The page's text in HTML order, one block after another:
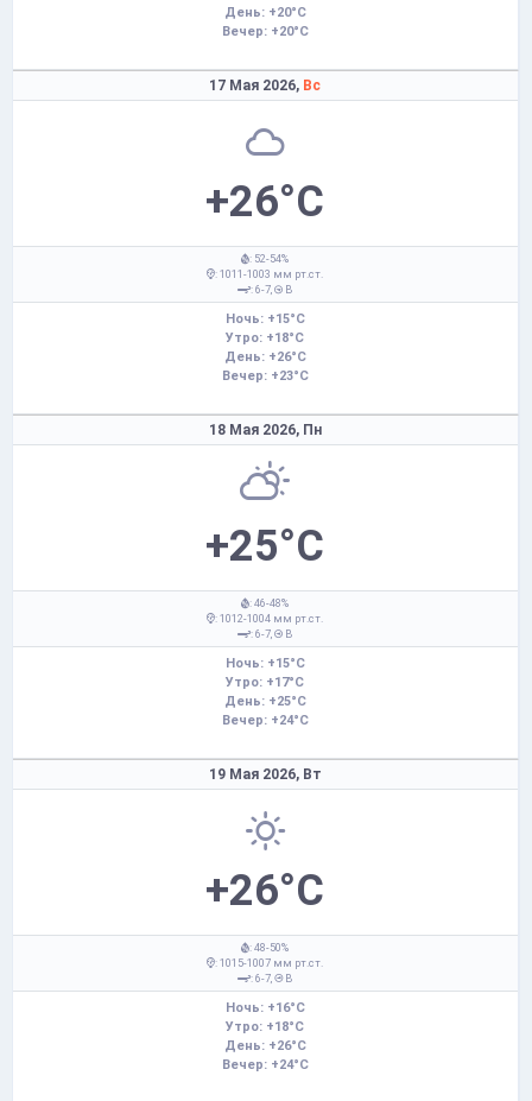
День: +20°C
Вечер: +20°C
17 Мая 2026, Вс
+26°C
: 52-54%
: 1011-1003 мм рт.ст.
: 6-7,
В
Ночь: +15°C
Утро: +18°C
День: +26°C
Вечер: +23°C
18 Мая 2026, Пн
+25°C
: 46-48%
: 1012-1004 мм рт.ст.
: 6-7,
В
Ночь: +15°C
Утро: +17°C
День: +25°C
Вечер: +24°C
19 Мая 2026, Вт
+26°C
: 48-50%
: 1015-1007 мм рт.ст.
: 6-7,
В
Ночь: +16°C
Утро: +18°C
День: +26°C
Вечер: +24°C